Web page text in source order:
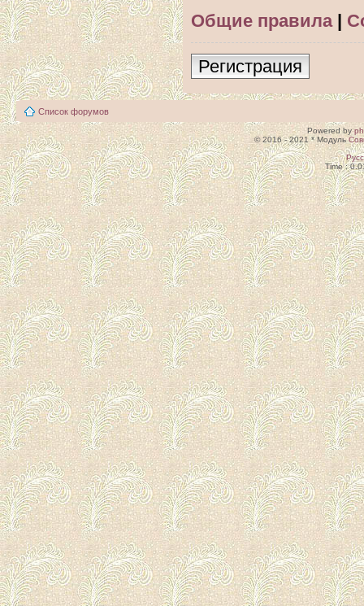
Общие правила|
Регистрация
Список форумов
Powered by
© 2016 - 2021 * Модуль
Time :